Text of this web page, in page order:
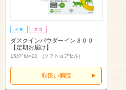
ダスクインパウダーイン３００
【定期お届け】
15ｶﾌﾟｾﾙ×20 (ソフトカプセル)
取扱い病院